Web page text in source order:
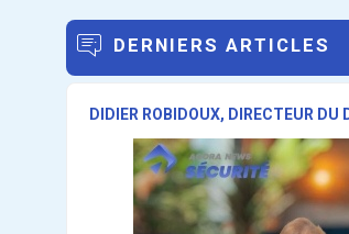
DERNIERS ARTICLES
DIDIER ROBIDOUX, DIRECTEUR